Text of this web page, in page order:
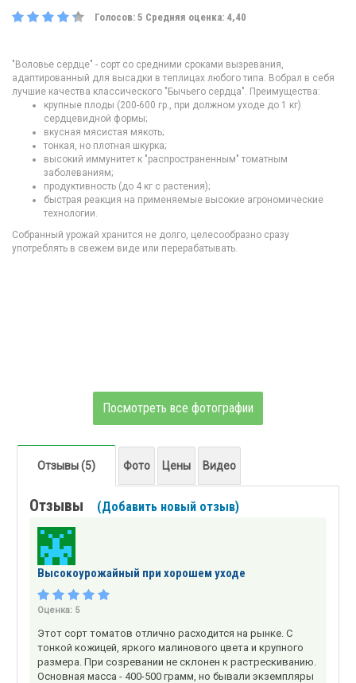
Голосов: 5 Средняя оценка: 4,40
"Воловье сердце" - сорт со средними сроками вызревания,
адаптированный для высадки в теплицах любого типа. Вобрал в себя
лучшие качества классического "Бычьего сердца". Преимущества:
крупные плоды (200-600 гр., при должном уходе до 1 кг)
сердцевидной формы;
вкусная мясистая мякоть;
тонкая, но плотная шкурка;
высокий иммунитет к "распространенным" томатным
заболеваниям;
продуктивность (до 4 кг с растения);
быстрая реакция на применяемые высокие агрономические
технологии.
Собранный урожай хранится не долго, целесообразно сразу
употреблять в свежем виде или перерабатывать.
Посмотреть все фотографии
Отзывы (5) Фото Цены Видео
Отзывы (Добавить новый отзыв)
Высокоурожайный при хорошем уходе
Оценка: 5
Этот сорт томатов отлично расходится на рынке. С
тонкой кожицей, яркого малинового цвета и крупного
размера. При созревании не склонен к растрескиванию.
Основная масса - 400-500 грамм, но бывали экземпляры